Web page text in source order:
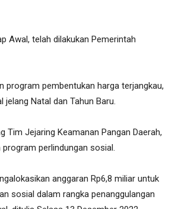
Awal, telah dilakukan Pemerintah
program pembentukan harga terjangkau,
jelang Natal dan Tahun Baru.
Tim Jejaring Keamanan Pangan Daerah,
perlindungan sosial.
anggaran Rp6,8 miliar untuk
sosial dalam rangka penanggulangan